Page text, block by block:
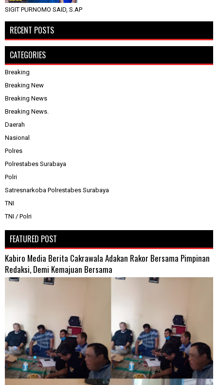
SIGIT PURNOMO SAID, S.AP
RECENT POSTS
CATEGORIES
Breaking
Breaking New
Breaking News
Breaking News.
Daerah
Nasional
Polres
Polrestabes Surabaya
Polri
Satresnarkoba Polrestabes Surabaya
TNI
TNI / Polri
FEATURED POST
Kabiro Media Berita Cakrawala Adakan Rakor Bersama Pimpinan
Redaksi, Demi Kemajuan Bersama